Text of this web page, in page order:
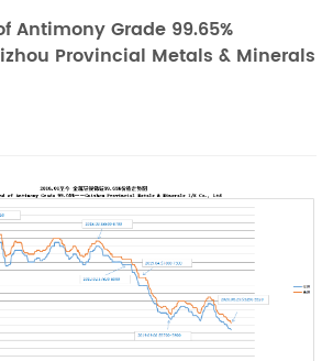
Antimony Grade 99.65%
Provincial Metals & Minerals